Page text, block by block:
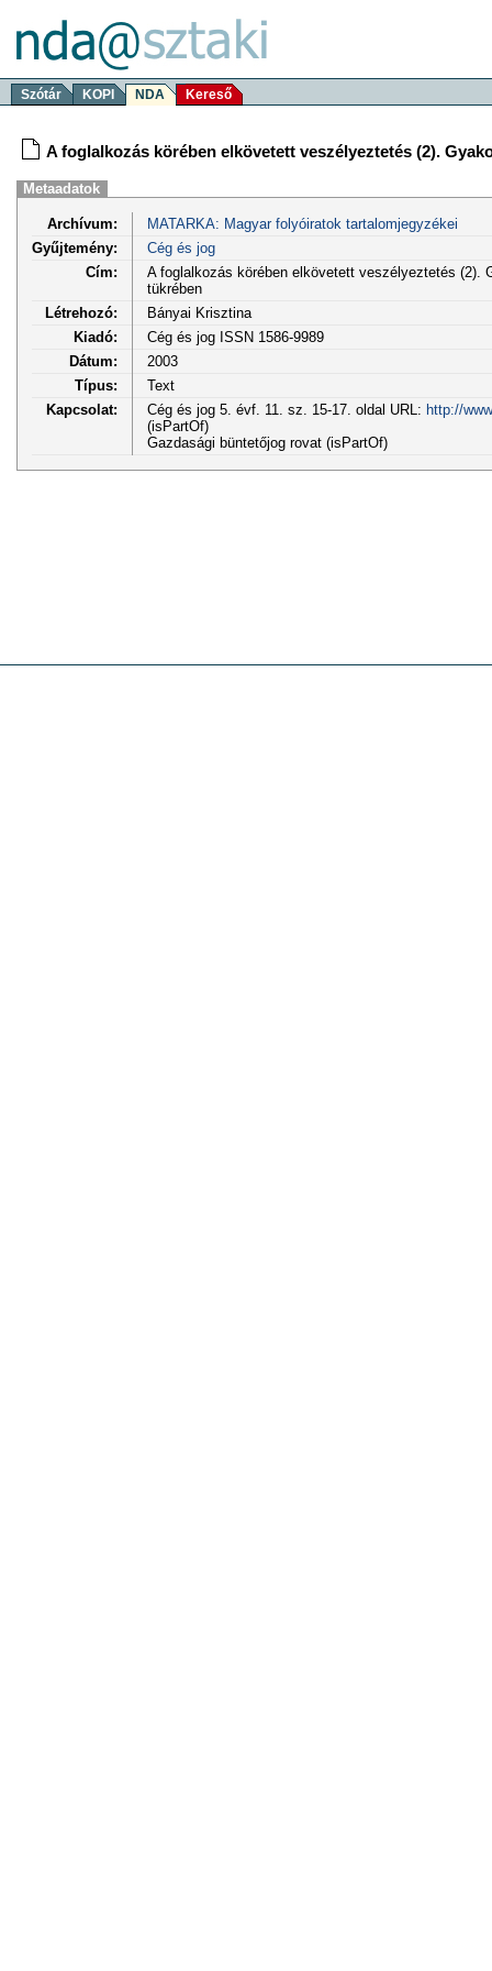
Szótár KOPI NDA Kereső
A foglalkozás körében elkövetett veszélyeztetés (2).
Metaadatok
Archívum:
MATARKA: Magyar folyóiratok tartalomjegyzékei
Gyűjtemény:
Cég és jog
Cím:
A foglalkozás körében elkövetett veszélyeztetés (2).
tükrében
Létrehozó:
Bányai Krisztina
Kiadó:
Cég és jog ISSN 1586-9989
Dátum:
2003
Típus:
Text
Kapcsolat:
Cég és jog 5. évf. 11. sz. 15-17. oldal URL: http://
(isPartOf)
Gazdasági büntetőjog rovat (isPartOf)